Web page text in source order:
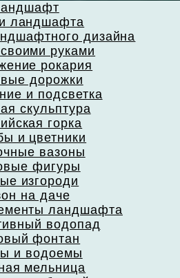
ландшафта
дизайна
руками
рокария
дорожки
и подсветка
скульптура
горка
и цветники
вазоны
фигуры
изгороди
на даче
ландшафта
водопад
фонтан
и водоемы
мельница